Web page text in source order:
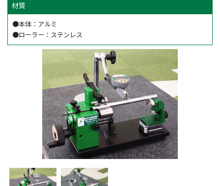
材質
●本体：アルミ
●ローラー：ステンレス